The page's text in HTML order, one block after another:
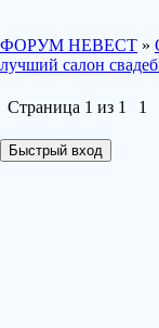
ФОРУМ НЕВЕСТ »
лучший салон
Страница 1 из 1 1